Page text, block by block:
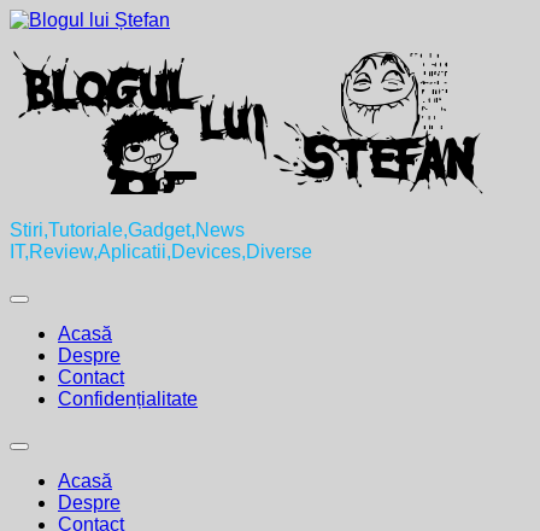
Skip
content
Stiri,Tutoriale,Gadget,News
IT,Review,Aplicatii,Devices,Diverse
Expand
Acasă
Despre
Contact
Confidențialitate
Expand
Acasă
Despre
Contact